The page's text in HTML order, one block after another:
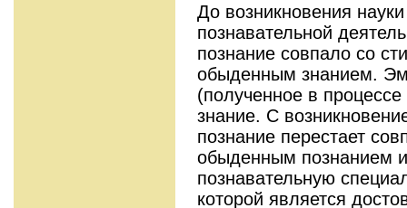
До возникновения
познавательной
познание совпало со
обыденным знанием.
(полученное в
знание. С
познание перестает
обыденным познанием
познавательную
которой является